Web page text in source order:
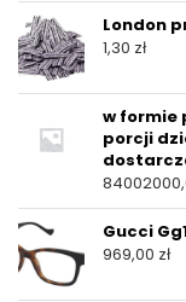
London
1,30 zł
w formie
porcji
Gucci
969,00 zł